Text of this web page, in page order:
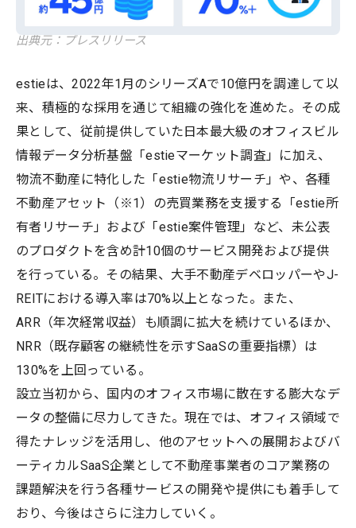
出典元：プレスリリース
estieは、2022年1月のシリーズAで10億円を調達して以
来、積極的な採用を通じて組織の強化を進めた。その成
果として、従前提供していた日本最大級のオフィスビル
情報データ分析基盤「estieマーケット調査」に加え、
物流不動産に特化した「estie物流リサーチ」や、各種
不動産アセット（※1）の売買業務を支援する「estie所
有者リサーチ」および「estie案件管理」など、未公表
のプロダクトを含め計10個のサービス開発および提供
を行っている。その結果、大手不動産デベロッパーやJ-
REITにおける導入率は70%以上となった。また、
ARR（年次経常収益）も順調に拡大を続けているほか、
NRR（既存顧客の継続性を示すSaaSの重要指標）は
130%を上回っている。
設立当初から、国内のオフィス市場に散在する膨大なデ
ータの整備に尽力してきた。現在では、オフィス領域で
得たナレッジを活用し、他のアセットへの展開およびバ
ーティカルSaaS企業として不動産事業者のコア業務の
課題解決を行う各種サービスの開発や提供にも着手して
おり、今後はさらに注力していく。